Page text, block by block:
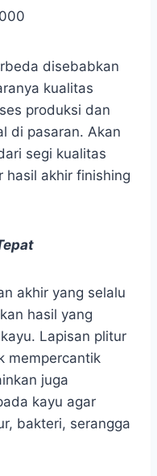
disebabkan
kualitas
produksi dan
di pasaran. Akan
segi kualitas
hasil akhir finishing
akhir yang selalu
hasil yang
Lapisan plitur
mempercantik
juga
kayu agar
bakteri, serangga